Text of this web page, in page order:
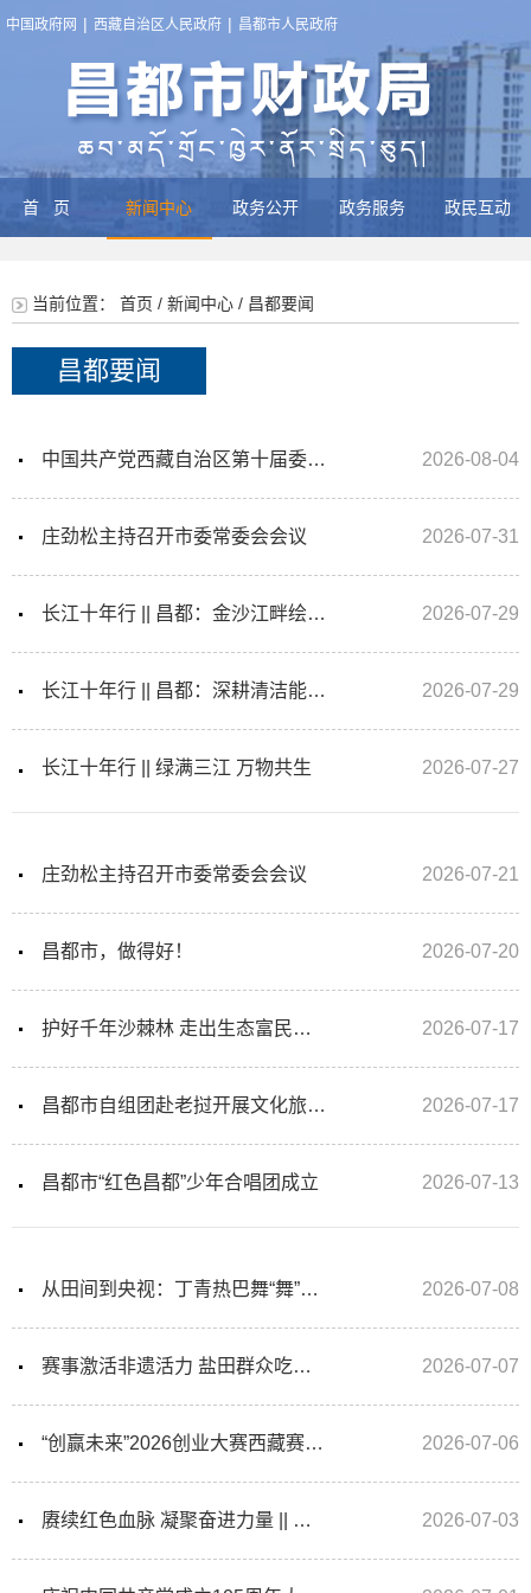
中国政府网 | 西藏自治区人民政府 | 昌都市人民政府
首页 新闻中心 政务公开 政务服务 政民互动
当前位置： 首页 / 新闻中心 / 昌都要闻
昌都要闻
2026-08-04
中国共产党西藏自治区第十届委员会第十次全体会议公报
2026-07-31
庄劲松主持召开市委常委会会议
2026-07-29
长江十年行 || 昌都：金沙江畔绘就雪域高原新画卷
2026-07-29
长江十年行 || 昌都：深耕清洁能源赛道 以绿色动能助推高质量发...
2026-07-27
长江十年行 || 绿满三江 万物共生
2026-07-21
庄劲松主持召开市委常委会会议
2026-07-20
昌都市，做得好！
2026-07-17
护好千年沙棘林 走出生态富民路 昌都边坝发布沙棘保护与发展公报
2026-07-17
昌都市自组团赴老挝开展文化旅游经贸交流活动取得圆满成功
2026-07-13
昌都市“红色昌都”少年合唱团成立
2026-07-08
从田间到央视：丁青热巴舞“舞”出非遗传承新路径
2026-07-07
赛事激活非遗活力 盐田群众吃上“文旅增收饭”
2026-07-06
“创赢未来”2026创业大赛西藏赛区选拔赛在昌都圆满落幕
2026-07-03
赓续红色血脉 凝聚奋进力量 || 我市各级各部门开展“七一”系列主...